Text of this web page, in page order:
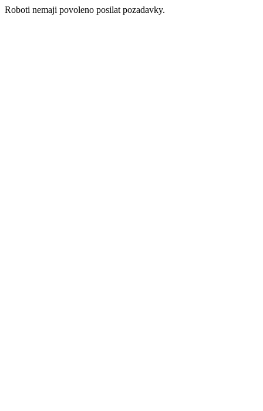
Roboti nemaji povoleno posilat pozadavky.